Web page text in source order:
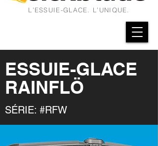
L’ESSUIE-GLACE. L’UNIQUE.
ESSUIE-GLACE
RAINFLÖ
SÉRIE: #RFW